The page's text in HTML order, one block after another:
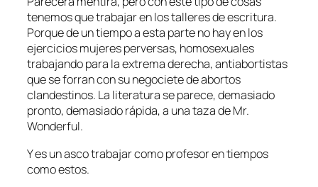
tenemos que trabajar en los talleres de escritura.
Porque de un tiempo a esta parte no hay en los
ejercicios mujeres perversas, homosexuales
trabajando para la extrema derecha, antiabortistas
que se forran con su negociete de abortos
clandestinos. La literatura se parece, demasiado
pronto, demasiado rápida, a una taza de Mr.
Wonderful.
Y es un asco trabajar como profesor en tiempos
como estos.